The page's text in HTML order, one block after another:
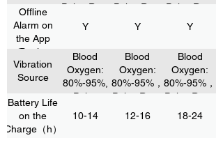
Pulse Rate
Pulse Rate
Pulse Rate
Offline
Alarm on
the App
/Device
Y Y Y
Vibration
Source
Blood
Oxygen:
80%-95%,
Pulse
70, 70-200
Blood
Oxygen:
80%-95%，
Pulse Rate:
200
Blood
Oxygen:
80%-95%，
Pulse Rate:
200
Battery Life
on the
Charge（h）
10-14 12-16 18-24